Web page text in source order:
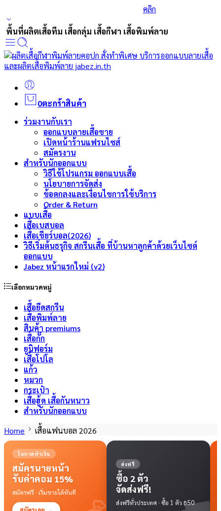
คลิก
พื้นที่ผลิตเสื้อทีม เสื้อกลุ่ม เสื้อกีฬา เสื้อพิมพ์ลาย
0ตะกร้าสินค้า
ร่วมงานกับเรา
ออกแบบลายเสื้อขาย
เปิดหน้าร้านแฟรนไซส์
สมัครงาน
สำหรับนักออกแบบ
วิธีใช้โปรแกรม ออกแบบเสื้อ
นโยบายการจัดส่ง
ข้อตกลงและเงื่อนไขการใช้บริการ
Order & Return
แบบเสื้อ
เสื้อเบสบอล
เสื้อเชียร์บอล(2026)
วิธีเริ่มต้นธรุกิจ สกรีนเสื้อ ที่บ้านหาลูกค้าด้วยเว็บไซต์
ออกแบบ
Jabez หน้าแรกใหม่ (v2)
เลือกหมวดหมู่
เสื้อยืดสกรีน
เสื้อพิมพ์ลาย
สินค้า premiums
เสื้อกั๊ก
ยูนิฟอร์ม
เสื้อโปโล
แก้ว
หมวก
กระเป๋า
เสื้อฮู้ด เสื้อกันหนาว
สำหรับนักออกแบบ
Home
เสื้อแฟนบอล 2026
ส่งฟรี
ซื้อ 2 ตัว
จัดส่งฟรี!
ส่งฟรีทั่วประเทศ · ซื้อ 1 ตัว ฿50
ใกล้หมดเขต
หมดเขตสั่งซื้อ
25 มิถุนายนนี้
สั่งก่อนพลาด · ราคาพิเศษ ฿590